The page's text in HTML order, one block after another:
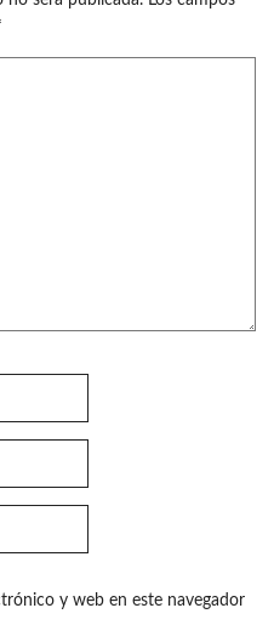
y web en este navegador